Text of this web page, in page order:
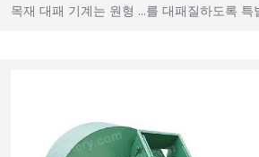
목재 대패 기계는 원형 …를 대패질하도록